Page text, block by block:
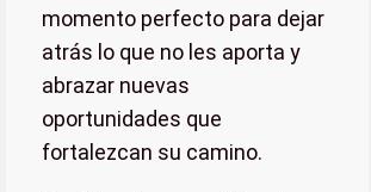
momento perfecto para dejar
atrás lo que no les aporta y
abrazar nuevas
oportunidades que
fortalezcan su camino.